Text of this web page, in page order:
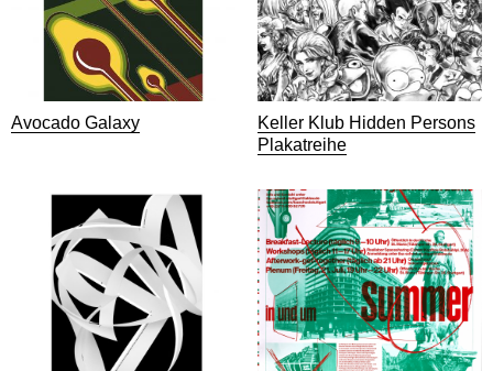
Avocado Galaxy
Keller Klub Hidden Persons
Plakatreihe